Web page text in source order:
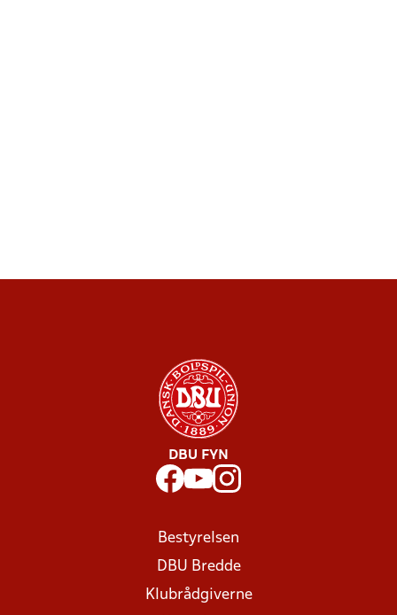
DBU FYN
Bestyrelsen
DBU Bredde
Klubrådgiverne